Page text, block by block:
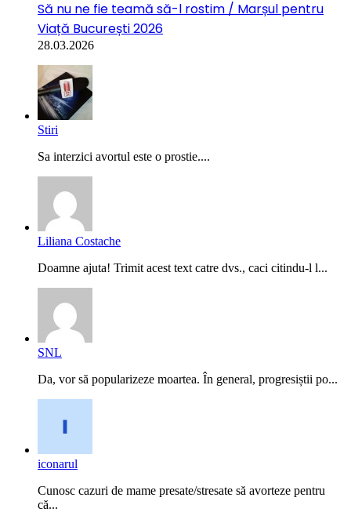
Să nu ne fie teamă să-l rostim / Marșul pentru
Viață București 2026
28.03.2026
Stiri
Sa interzici avortul este o prostie....
Liliana Costache
Doamne ajuta! Trimit acest text catre dvs., caci citindu-l l...
SNL
Da, vor să popularizeze moartea. În general, progresiștii po...
iconarul
Cunosc cazuri de mame presate/stresate să avorteze pentru
că...